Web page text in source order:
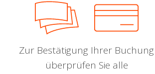
Zur Bestätigung Ihrer Buchung
überprüfen Sie alle